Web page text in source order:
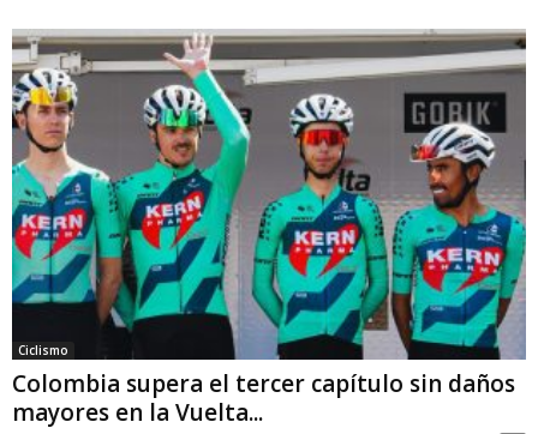
Ciclismo
Colombia supera el tercer capítulo sin daños
mayores en la Vuelta...